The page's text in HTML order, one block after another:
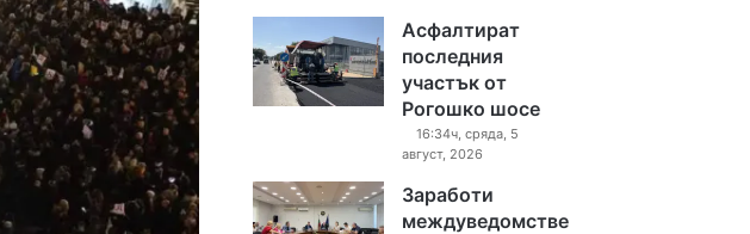
Асфалтират
последния
участък от
Рогошко шосе
16:34ч, сряда, 5
август, 2026
Заработи
междуведомстве